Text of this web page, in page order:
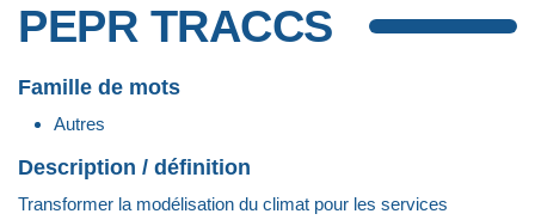
PEPR TRACCS
Famille de mots
Autres
Description / définition
Transformer la modélisation du climat pour les services